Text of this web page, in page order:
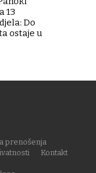
13
Do
ostaje u
prenošenja
Kontakt